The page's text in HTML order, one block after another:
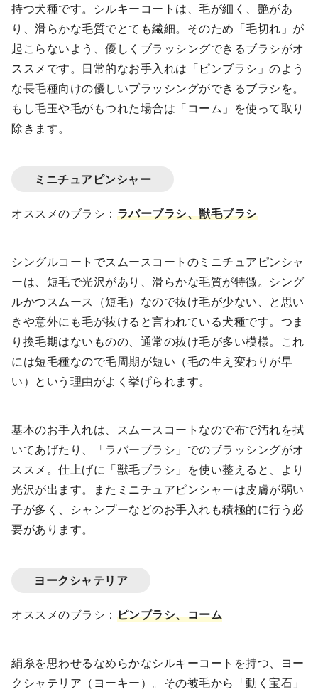
持つ犬種です。シルキーコートは、毛が細く、艶があ
り、滑らかな毛質でとても繊細。そのため「毛切れ」が
起こらないよう、優しくブラッシングできるブラシがオ
ススメです。日常的なお手入れは「ピンブラシ」のよう
な長毛種向けの優しいブラッシングができるブラシを。
もし毛玉や毛がもつれた場合は「コーム」を使って取り
除きます。
ミニチュアピンシャー
オススメのブラシ： ラバーブラシ、獣毛ブラシ
シングルコートでスムースコートのミニチュアピンシャ
ーは、短毛で光沢があり、滑らかな毛質が特徴。シング
ルかつスムース（短毛）なので抜け毛が少ない、と思い
きや意外にも毛が抜けると言われている犬種です。つま
り換毛期はないものの、通常の抜け毛が多い模様。これ
には短毛種なので毛周期が短い（毛の生え変わりが早
い）という理由がよく挙げられます。
基本のお手入れは、スムースコートなので布で汚れを拭
いてあげたり、「ラバーブラシ」でのブラッシングがオ
ススメ。仕上げに「獣毛ブラシ」を使い整えると、より
光沢が出ます。またミニチュアピンシャーは皮膚が弱い
子が多く、シャンプーなどのお手入れも積極的に行う必
要があります。
ヨークシャテリア
オススメのブラシ： ピンブラシ、コーム
絹糸を思わせるなめらかなシルキーコートを持つ、ヨー
クシャテリア（ヨーキー）。その被毛から「動く宝石」